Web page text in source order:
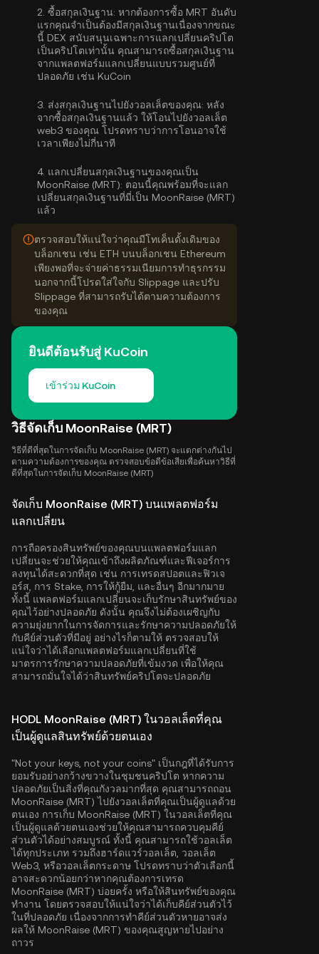
2. ซื้อสกุลเงินฐาน: หากต้องการซื้อ MRT อันดับ
แรกคุณจำเป็นต้องมีสกุลเงินฐานเนื่องจากขณะ
นี้ DEX สนับสนุนเฉพาะการแลกเปลี่ยนคริปโต
เป็นคริปโตเท่านั้น คุณสามารถซื้อสกุลเงินฐาน
จากแพลตฟอร์มแลกเปลี่ยนแบบรวมศูนย์ที่
ปลอดภัย เช่น KuCoin
3. ส่งสกุลเงินฐานไปยังวอลเล็ตของคุณ: หลัง
จากซื้อสกุลเงินฐานแล้ว ให้โอนไปยังวอลเล็ต
web3 ของคุณ โปรดทราบว่าการโอนอาจใช้
เวลาเพียงไม่กี่นาที
4. แลกเปลี่ยนสกุลเงินฐานของคุณเป็น
MoonRaise (MRT): ตอนนี้คุณพร้อมที่จะแลก
เปลี่ยนสกุลเงินฐานที่มี่เป็น MoonRaise (MRT)
แล้ว
ตรวจสอบให้แน่ใจว่าคุณมีโทเค็นดั้งเดิมของ
บล็อกเชน เช่น ETH บนบล็อกเชน Ethereum
เพียงพอที่จะจ่ายค่าธรรมเนียมการทำธุรกรรม
นอกจากนี้โปรดใส่ใจกับ Slippage และปรับ
Slippage ที่สามารถรับได้ตามความต้องการ
ของคุณ
ยินดีต้อนรับสู่ KuCoin
เข้าร่วม KuCoin
วิธีจัดเก็บ MoonRaise (MRT)
วิธีที่ดีที่สุดในการจัดเก็บ MoonRaise (MRT) จะแตกต่างกันไป
ตามความต้องการของคุณ ตรวจสอบข้อดีข้อเสียเพื่อค้นหาวิธีที่
ดีที่สุดในการจัดเก็บ MoonRaise (MRT)
จัดเก็บ MoonRaise (MRT) บนแพลตฟอร์ม
แลกเปลี่ยน
การถือครองสินทรัพย์ของคุณบนแพลตฟอร์มแลก
เปลี่ยนจะช่วยให้คุณเข้าถึงผลิตภัณฑ์และฟีเจอร์การ
ลงทุนได้สะดวกที่สุด เช่น การเทรดสปอตและฟิวเจ
อร์ส, การ Stake, การให้กู้ยืม, และอื่นๆ อีกมากมาย
ทั้งนี้ แพลตฟอร์มแลกเปลี่ยนจะเก็บรักษาสินทรัพย์ของ
คุณไว้อย่างปลอดภัย ดังนั้น คุณจึงไม่ต้องเผชิญกับ
ความยุ่งยากในการจัดการและรักษาความปลอดภัยให้
กับคีย์ส่วนตัวที่มีอยู่ อย่างไรก็ตามให้ ตรวจสอบให้
แน่ใจว่าได้เลือกแพลตฟอร์มแลกเปลี่ยนที่ใช้
มาตรการรักษาความปลอดภัยที่เข้มงวด เพื่อให้คุณ
สามารถมั่นใจได้ว่าสินทรัพย์คริปโตจะปลอดภัย
HODL MoonRaise (MRT) ในวอลเล็ตที่คุณ
เป็นผู้ดูแลสินทรัพย์ด้วยตนเอง
"Not your keys, not your coins" เป็นกฎที่ได้รับการ
ยอมรับอย่างกว้างขวางในชุมชนคริปโต หากความ
ปลอดภัยเป็นสิ่งที่คุณกังวลมากที่สุด คุณสามารถถอน
MoonRaise (MRT) ไปยังวอลเล็ตที่คุณเป็นผู้ดูแลด้วย
ตนเอง การเก็บ MoonRaise (MRT) ในวอลเล็ตที่คุณ
เป็นผู้ดูแลด้วยตนเองช่วยให้คุณสามารถควบคุมคีย์
ส่วนตัวได้อย่างสมบูรณ์ ทั้งนี้ คุณสามารถใช้วอลเล็ต
ได้ทุกประเภท รวมถึงฮาร์ดแวร์วอลเล็ต, วอลเล็ต
Web3, หรือวอลเล็ตกระดาษ โปรดทราบว่าตัวเลือกนี้
อาจสะดวกน้อยกว่าหากคุณต้องการเทรด
MoonRaise (MRT) บ่อยครั้ง หรือให้สินทรัพย์ของคุณ
ทำงาน โดยตรวจสอบให้แน่ใจว่าได้เก็บคีย์ส่วนตัวไว้
ในที่ปลอดภัย เนื่องจากการทำคีย์ส่วนตัวหายอาจส่ง
ผลให้ MoonRaise (MRT) ของคุณสูญหายไปอย่าง
ถาวร